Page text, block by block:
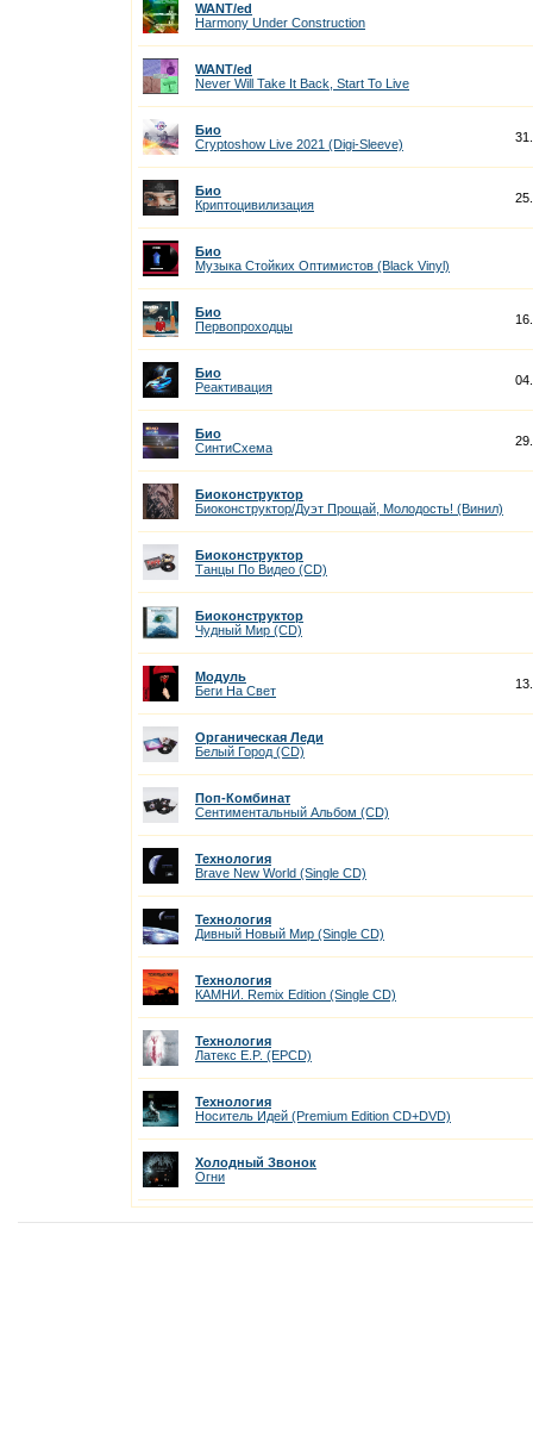
WANT/ed
Harmony Under Construction
WANT/ed
Never Will Take It Back, Start To Live
Био
Cryptoshow Live 2021 (Digi-Sleeve)
Био
Криптоцивилизация
Био
Музыка Стойких Оптимистов (Black Vinyl)
Био
Первопроходцы
Био
Реактивация
Био
СинтиСхема
Биоконструктор
Биоконструктор/Дуэт Прощай, Молодость! (Винил)
Биоконструктор
Танцы По Видео (CD)
Биоконструктор
Чудный Мир (CD)
Модуль
Беги На Cвет
Органическая Леди
Белый Город (CD)
Поп-Комбинат
Сентиментальный Альбом (CD)
Технология
Brave New World (Single CD)
Технология
Дивный Новый Мир (Single CD)
Технология
КАМНИ. Remix Edition (Single CD)
Технология
Латекс E.P. (EPCD)
Технология
Носитель Идей (Premium Edition CD+DVD)
Холодный Звонок
Огни